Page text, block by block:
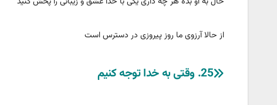
از حالا آرزوی ما روز پیروزی در دسترس است
راهبری
25. وقتی به خدا توجه کنیم